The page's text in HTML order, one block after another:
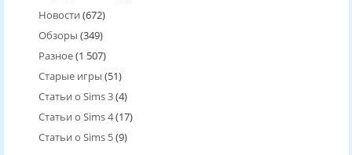
Новости (672)
Обзоры (349)
Разное(1 507)
Старые игры (51)
Статьи о Sims 3(4)
Статьи о Sims 4(17)
Статьи о Sims 5(9)